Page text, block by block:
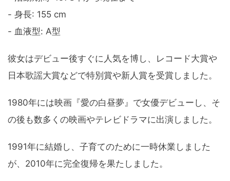
- 身長: 155 cm
- 血液型: A型
彼女はデビュー後すぐに人気を博し、レコード大賞や
日本歌謡大賞などで特別賞や新人賞を受賞しました。
1980年には映画『愛の白昼夢』で女優デビューし、そ
の後も数多くの映画やテレビドラマに出演しました。
1991年に結婚し、子育てのために一時休業しました
が、2010年に完全復帰を果たしました。